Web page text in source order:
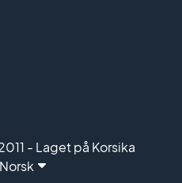
- Laget på Korsika
Norsk